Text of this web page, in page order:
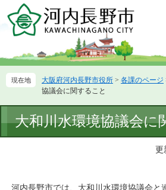
ー
先
ニ
を
て
大阪府河内長野市役所 > 各課のページ
協議会に関すること
文
大和川水環境協議会に
更
河内長野市では、大和川水環境協議会と